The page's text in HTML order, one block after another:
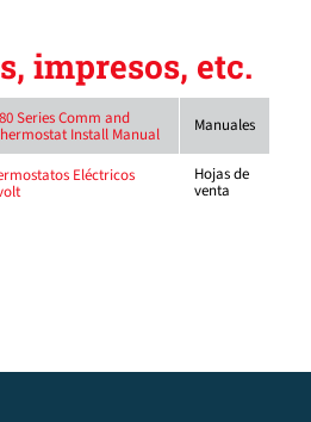
impresos, etc.
Series Comm and
Install Manual Manuales
Eléctricos Hojas de
venta